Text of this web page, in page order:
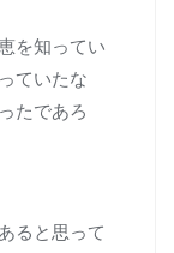
を知ってい
ていたな
たであろ
ると思って